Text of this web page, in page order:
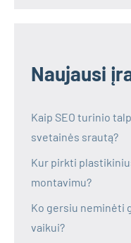
Naujausi
Kaip SEO turinio
svetainės srautą?
Kur pirkti
montavimu?
Ko gersiu neminėti
vaikui?